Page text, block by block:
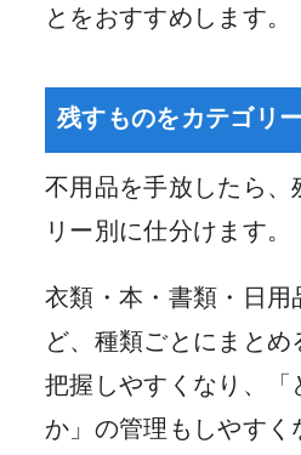
とをおすすめします。
残すものをカテゴリ
不用品を手放したら
リー別に仕分けます。
衣類・本・書類・日用
ど、種類ごとにまと
把握しやすくなり、「
か」の管理もしやすく